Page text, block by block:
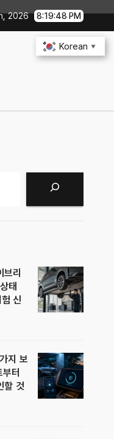
배터리 수명 오래 쓰는 충전·관
2026 8:19:50 PM
브리
태
신
지 보
터
할 것
Korean ▼